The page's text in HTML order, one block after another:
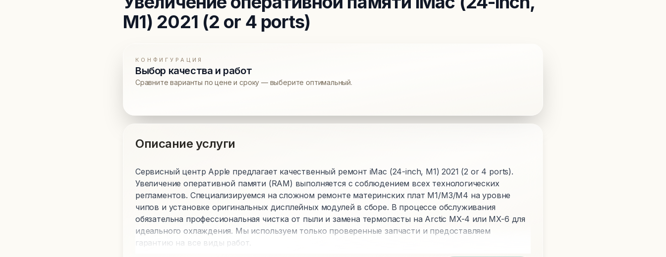
M1) 2021 (2 or 4 ports)
КОНФИГУРАЦИЯ
Выбор качества и работ
Сравните варианты по цене и сроку — выберите оптимальный.
Описание услуги
Сервисный центр Apple предлагает качественный ремонт iMac (24-inch, M1) 2021 (2 or 4 ports).
Увеличение оперативной памяти (RAM) выполняется с соблюдением всех технологических
регламентов. Специализируемся на сложном ремонте материнских плат M1/M3/M4 на уровне
чипов и установке оригинальных дисплейных модулей в сборе. В процессе обслуживания
обязательна профессиональная чистка от пыли и замена термопасты на Arctic MX-4 или MX-6 для
идеального охлаждения. Мы используем только проверенные запчасти и предоставляем
гарантию на все виды работ.